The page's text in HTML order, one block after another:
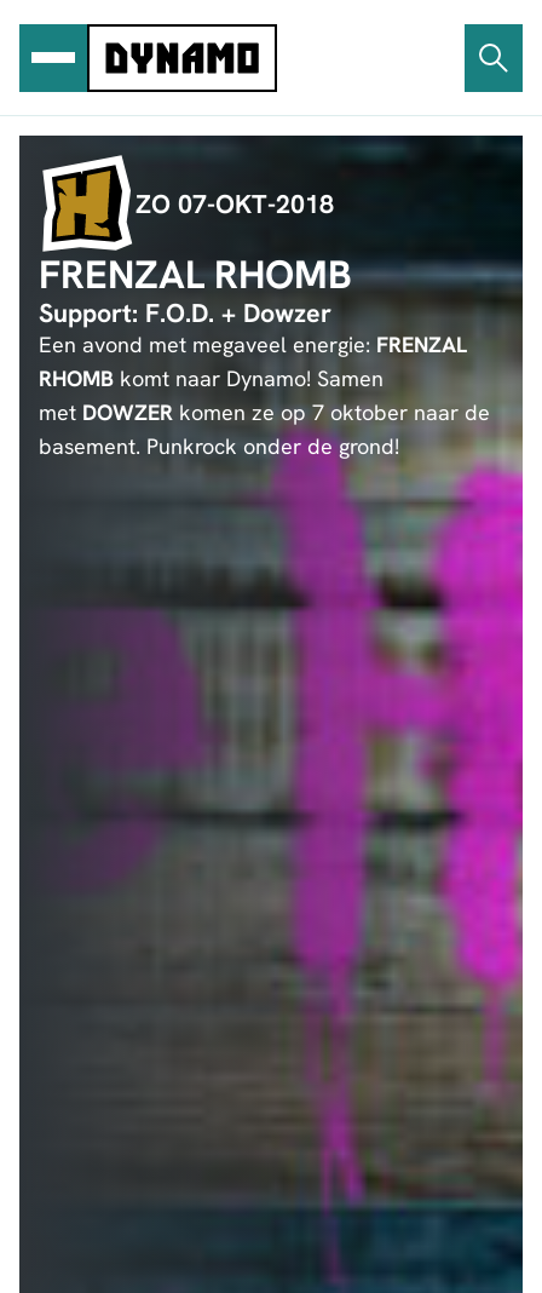
inhoud
ZO 07-OKT-2018
FRENZAL RHOMB
Support: F.O.D. + Dowzer
Een avond met megaveel energie: FRENZAL
RHOMB komt naar Dynamo! Samen
met DOWZER komen ze op 7 oktober naar de
basement. Punkrock onder de grond!